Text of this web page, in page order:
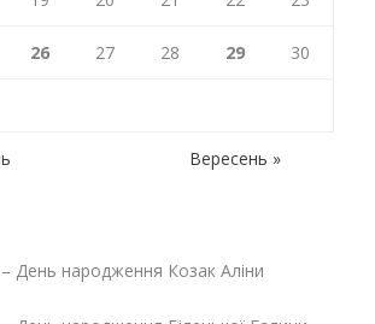
26 27 28 29 30
Вересень »
День народження Козак Аліни